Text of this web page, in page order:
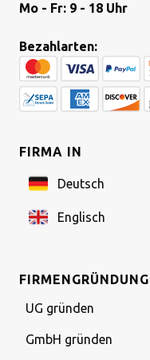
Mo - Fr: 9 - 18 Uhr
Bezahlarten:
FIRMA IN
Deutsch
Englisch
FIRMENGRÜNDUNG
UG gründen
GmbH gründen